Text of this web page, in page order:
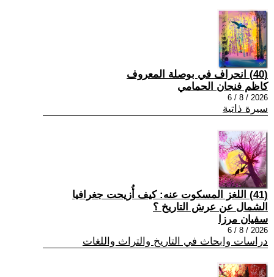
(40) انحراف في بوصلة المعروف
كاظم فنجان الحمامي
2026 / 8 / 6
سيرة ذاتية
(41) اللغز المسكوت عنه: كيف أُزيحت جغرافيا
الشمال عن عرش التاريخ ؟
سفيان مرزا
2026 / 8 / 6
دراسات وابحاث في التاريخ والتراث واللغات